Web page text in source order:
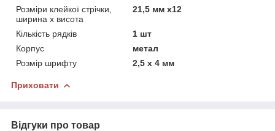
Розміри клейкої стрічки,
ширина х висота
21,5 мм х12
Кількість рядків
1 шт
Корпус
метал
Розмір шрифту
2,5 х 4 мм
Приховати
Відгуки про товар